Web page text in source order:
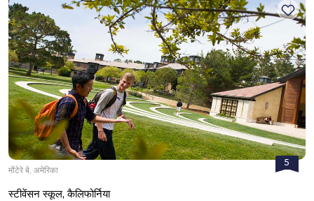
5
मोंटेरे बे, अमेरिका
स्टीवेंसन स्कूल, कैलिफोर्निया